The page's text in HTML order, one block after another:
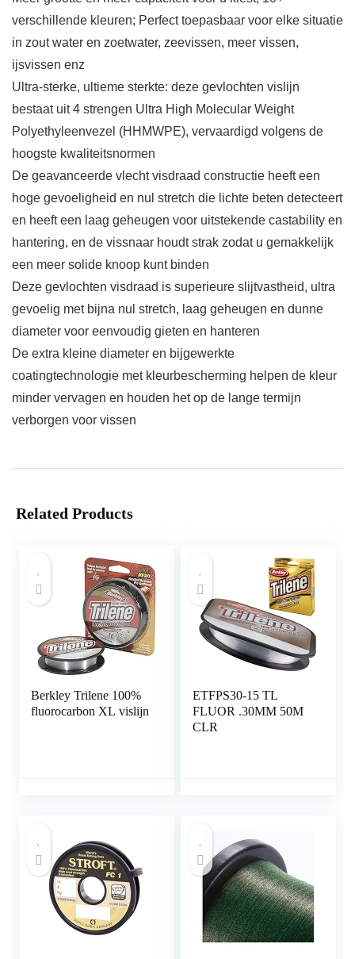
verschillende kleuren; Perfect toepasbaar voor elke situatie
in zout water en zoetwater, zeevissen, meer vissen,
ijsvissen enz
Ultra-sterke, ultieme sterkte: deze gevlochten vislijn
bestaat uit 4 strengen Ultra High Molecular Weight
Polyethyleenvezel (HHMWPE), vervaardigd volgens de
hoogste kwaliteitsnormen
De geavanceerde vlecht visdraad constructie heeft een
hoge gevoeligheid en nul stretch die lichte beten detecteert
en heeft een laag geheugen voor uitstekende castability en
hantering, en de vissnaar houdt strak zodat u gemakkelijk
een meer solide knoop kunt binden
Deze gevlochten visdraad is superieure slijtvastheid, ultra
gevoelig met bijna nul stretch, laag geheugen en dunne
diameter voor eenvoudig gieten en hanteren
De extra kleine diameter en bijgewerkte
coatingtechnologie met kleurbescherming helpen de kleur
minder vervagen en houden het op de lange termijn
verborgen voor vissen
Related Products
Berkley Trilene 100%
fluorocarbon XL vislijn
ETFPS30-15 TL
FLUOR .30MM 50M
CLR